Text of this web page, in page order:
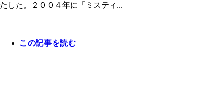
たした。２００４年に「ミスティ...
この記事を読む